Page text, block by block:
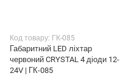
Код товару: ГК-085
Габаритний LED ліхтар
червоний CRYSTAL 4 діоди 12-
24V | ГК-085